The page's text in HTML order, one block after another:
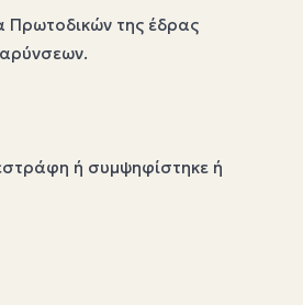
Πρωτοδικών της έδρας
ή συμψηφίστηκε ή